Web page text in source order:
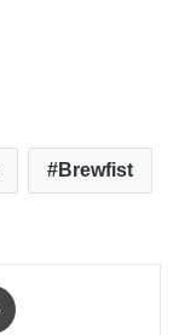
Brewfist